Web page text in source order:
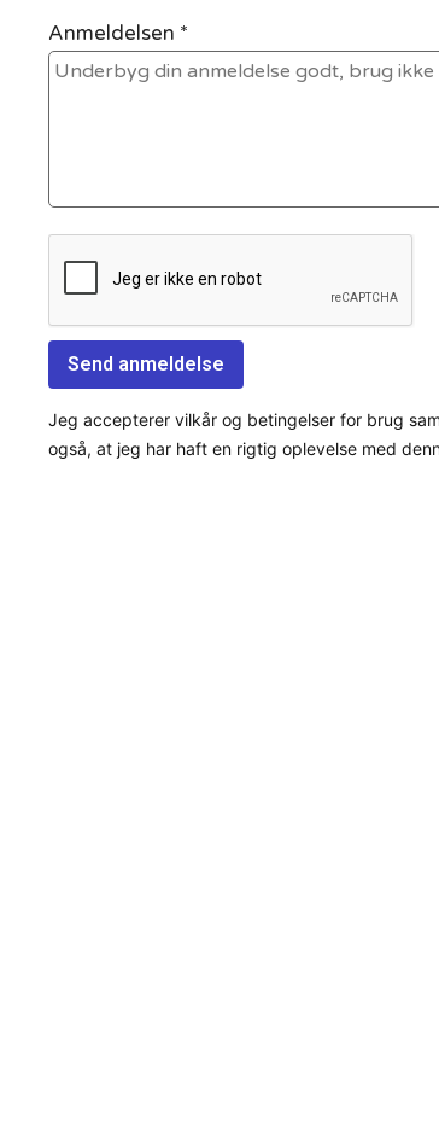
Anmeldelsen *
Jeg accepterer vilkår og betingelser for brug
også, at jeg har haft en rigtig oplevelse med